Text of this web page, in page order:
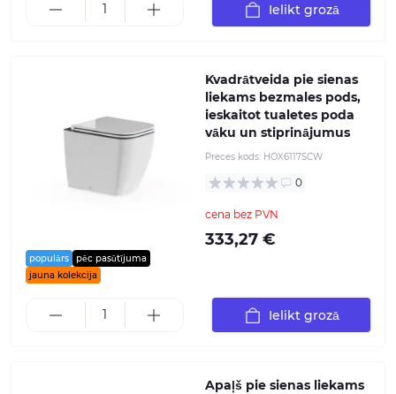
Ielikt grozā
populārs
pēc pasūtījuma
jauna kolekcija
Kvadrātveida pie sienas
liekams bezmales pods,
ieskaitot tualetes poda
vāku un stiprinājumus
Preces kods: HOX6117SCW
0
cena bez PVN
333,27 €
Ielikt grozā
Apaļš pie sienas liekams